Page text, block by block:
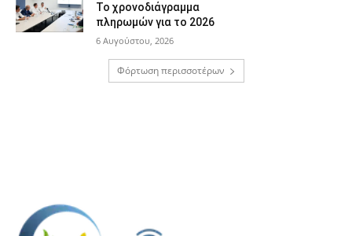
Το χρονοδιάγραμμα
πληρωμών για το 2026
6 Αυγούστου, 2026
Φόρτωση περισσοτέρων